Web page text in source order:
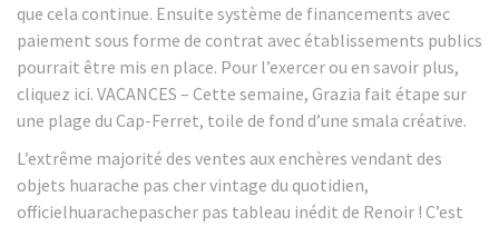
que cela continue. Ensuite système de financements avec
paiement sous forme de contrat avec établissements publics
pourrait être mis en place. Pour l’exercer ou en savoir plus,
cliquez ici. VACANCES – Cette semaine, Grazia fait étape sur
une plage du Cap-Ferret, toile de fond d’une smala créative.
L’extrême majorité des ventes aux enchères vendant des
objets huarache pas cher vintage du quotidien,
officielhuarachepascher pas tableau inédit de Renoir ! C’est